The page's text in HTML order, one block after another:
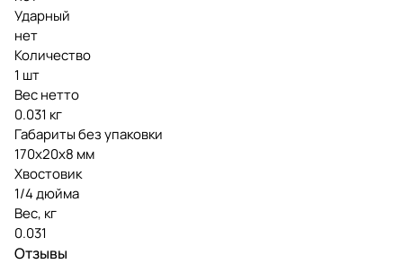
Ударный
нет
Количество
1 шт
Вес нетто
0.031 кг
Габариты без упаковки
170х20х8 мм
Хвостовик
1/4 дюйма
Вес, кг
0.031
Отзывы